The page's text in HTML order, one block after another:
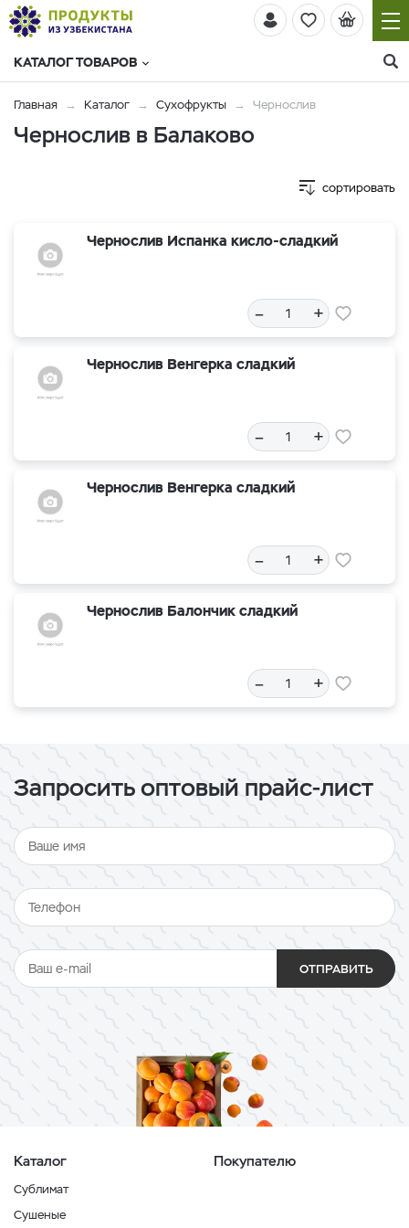
КАТАЛОГ ТОВАРОВ
Главная Каталог Сухофрукты Чернослив
Чернослив в Балаково
сортировать
Чернослив Испанка кисло-сладкий
– +
Чернослив Венгерка сладкий
– +
Чернослив Венгерка сладкий
– +
Чернослив Балончик сладкий
– +
Запросить оптовый прайс-лист
ОТПРАВИТЬ
Каталог
Сублимат
Сушеные
Покупателю